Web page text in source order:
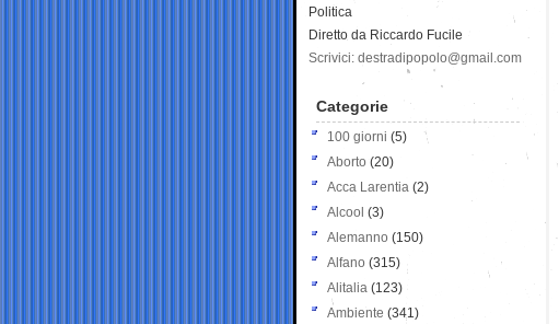
Politica
Diretto da Riccardo Fucile
Scrivici: destradipopolo@gmail.com
Categorie
100 giorni (5)
Aborto (20)
Acca Larentia (2)
Alcool (3)
Alemanno (150)
Alfano (315)
Alitalia (123)
Ambiente (341)